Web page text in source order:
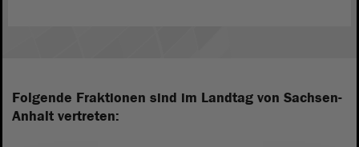
Folgende Fraktionen sind im Landtag von Sachsen-
Anhalt vertreten: